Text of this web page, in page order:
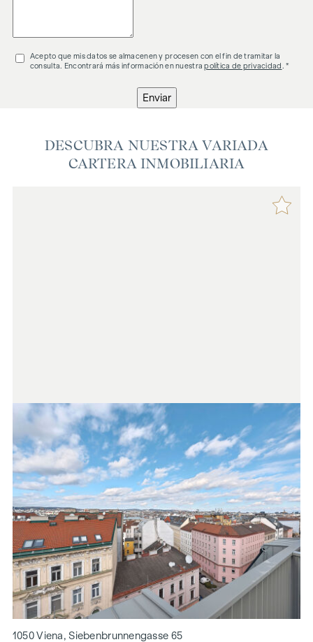
Acepto que mis datos se almacenen y procesen con el fin de tramitar la
consulta. Encontrará más información en nuestrapolítica de privacidad . *
Enviar
DESCUBRA NUESTRA VARIADA
CARTERA INMOBILIARIA
1050 Viena, Siebenbrunnengasse 65